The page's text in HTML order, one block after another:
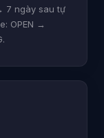
7 ngày sau tự
OPEN →